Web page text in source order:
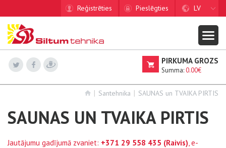
Reģistrēties Pieslēgties LV
PIRKUMA GROZS
Summa:0.00€
Santehnika SAUNAS un TVAIKA PIRTIS
SAUNAS UN TVAIKA PIRTIS
Jautājumu gadījumā zvaniet: +371 29 558 435 (Raivis), e-